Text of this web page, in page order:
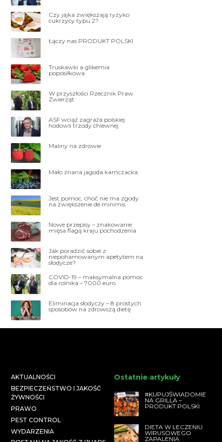
Czy jajka zwiększają ryzyko
cukrzycy typu 2?
Łączy nas PRODUKT POLSKI
Truskawki a glikemia
poposiłkowa
W przyszłości Rzecznik Praw
Zwierząt
ASF wciąż zagraża polskiej
hodowli trzody chlewnej
Maliny na zdrowie
Mało znana jagoda kamczacka
Jest pomoc, choć nie ma zgody
na zwiększenie de minimis
Nowe przepisy – znakowanie
mięsa flagą kraju pochodzenia
Jak poradzić sobie z
niepohamowanym apetytem na
słodycze?
COVID-19 – maksymalna pomoc
dla rolnika – 7000 euro
Eliminacja słodyczy – 8 prostych
sposobów na zdrowszą dietę
AKTUALNOŚCI
BEZPIECZEŃSTWO I JAKOŚĆ
ŻYWNOŚCI
PRAWO
PEST CONTROL
WYDARZENIA
Ostatnie artykuły
#KUPUJŚWIADOMIE
NA GRILLA –
PRODUKT POLSKI
DIETA W LECZENIU
WIRUSOWEGO
ZAPALENIA